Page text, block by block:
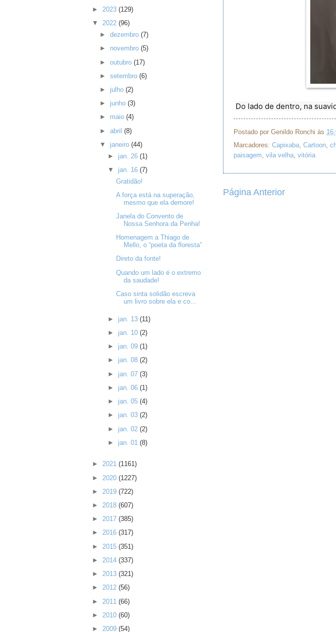
Do lado de dentro, na
Postado por Genildo Ronchi às
Marcadores: Capixaba, Cartoon,
paisagem, vila velha, vitória
Página Anterior
► 2023 (129)
▼ 2022 (96)
►dezembro(7)
► novembro(5)
►outubro(17)
►setembro(6)
► julho(2)
► junho(3)
► maio(4)
►abril(8)
▼ janeiro(44)
► jan. 26 (1)
▼ jan. 16 (7)
Gratidão!
A força está na superação,
mesmo que ela demore!
Janela do Convento de
Nossa Senhora da Penha!
Homenagem a Thiago de
Mello, o “poeta da floresta”
Direto da fonte!
Quando um lado é o extremo
da saudade!
Caso sinta solidão escreva
um livro sobre ela e co...
► jan. 13 (11)
► jan. 10 (2)
► jan. 09 (1)
► jan. 08 (2)
► jan. 07 (3)
► jan. 06 (1)
► jan. 05 (4)
► jan. 03 (2)
► jan. 02 (2)
► jan. 01 (8)
► 2021 (1161)
► 2020 (1227)
► 2019 (722)
► 2018 (607)
► 2017 (385)
► 2016 (317)
► 2015 (351)
► 2014 (337)
► 2013 (321)
► 2012 (56)
► 2011 (66)
► 2010 (60)
► 2009 (54)